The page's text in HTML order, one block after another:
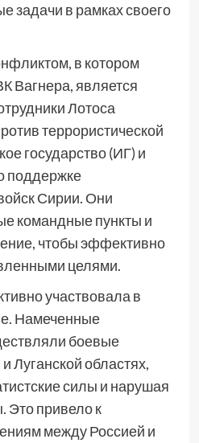
задачи в рамках своего
в котором
Вагнера, является
Лотоса
террористической
государство (ИГ) и
поддержке
Сирии. Они
командные пункты и
чтобы эффективно
целями.
участвовала в
Намеченные
боевые
Луганской областях,
силы и нарушая
Это привело к
между Россией и